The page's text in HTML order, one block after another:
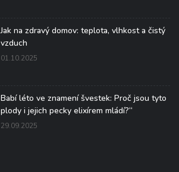
Jak na zdravý domov: teplota, vlhkost a čistý
vzduch
01.10.2025
Babí léto ve znamení švestek: Proč jsou tyto
plody i jejich pecky elixírem mládí?“
29.09.2025